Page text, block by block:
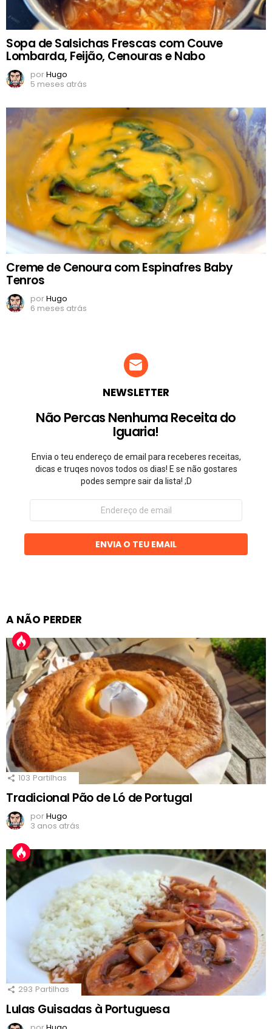
Sopa de Salsichas Frescas com Couve
Lombarda, Feijão, Cenouras e Nabo
porHugo
5 meses atrás
Creme de Cenoura com Espinafres Baby
Tenros
porHugo
6 meses atrás
NEWSLETTER
Não Percas Nenhuma Receita do
Iguaria!
Envia o teu endereço de email para receberes receitas,
dicas e truqes novos todos os dias! E se não gostares
podes sempre sair da lista! ;D
Endereço
email
ENVIA O TEU EMAIL
A NÃO PERDER
103 Partilhas
Tradicional Pão de Ló de Portugal
porHugo
3 anos atrás
293 Partilhas
Lulas Guisadas à Portuguesa